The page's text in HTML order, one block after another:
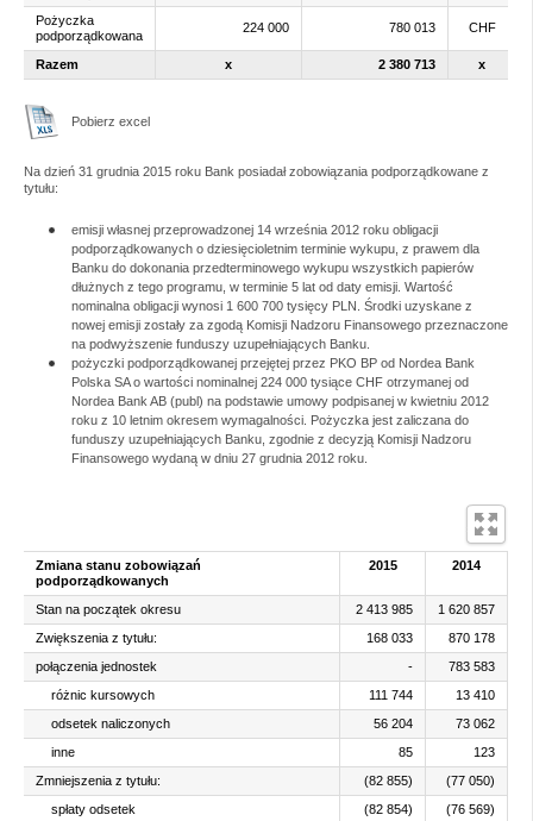
Pożyczka
podporządkowana
224 000 780 013 CHF
Razem x 2 380 713 x
Pobierz excel
Na dzień 31 grudnia 2015 roku Bank posiadał zobowiązania podporządkowane z
tytułu:
emisji własnej przeprowadzonej 14 września 2012 roku obligacji
podporządkowanych o dziesięcioletnim terminie wykupu, z prawem dla
Banku do dokonania przedterminowego wykupu wszystkich papierów
dłużnych z tego programu, w terminie 5 lat od daty emisji. Wartość
nominalna obligacji wynosi 1 600 700 tysięcy PLN. Środki uzyskane z
nowej emisji zostały za zgodą Komisji Nadzoru Finansowego przeznaczone
na podwyższenie funduszy uzupełniających Banku.
pożyczki podporządkowanej przejętej przez PKO BP od Nordea Bank
Polska SA o wartości nominalnej 224 000 tysiące CHF otrzymanej od
Nordea Bank AB (publ) na podstawie umowy podpisanej w kwietniu 2012
roku z 10 letnim okresem wymagalności. Pożyczka jest zaliczana do
funduszy uzupełniających Banku, zgodnie z decyzją Komisji Nadzoru
Finansowego wydaną w dniu 27 grudnia 2012 roku.
Zmiana stanu zobowiązań
podporządkowanych
2015 2014
Stan na początek okresu 2 413 985
1 620 857
Zwiększenia z tytułu:
168 033
870 178
połączenia jednostek
-
783 583
różnic kursowych
111 744
13 410
odsetek naliczonych
56 204
73 062
inne
85
123
Zmniejszenia z tytułu:
(82 855)
(77 050)
spłaty odsetek
(82 854)
(76 569)